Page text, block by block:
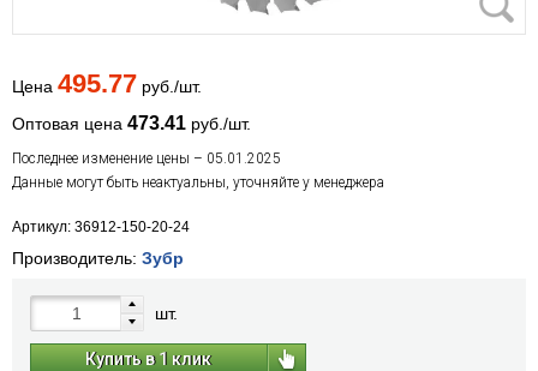
Цена 495.77 руб./шт.
Оптовая цена 473.41 руб./шт.
Последнее изменение цены – 05.01.2025
Данные могут быть неактуальны, уточняйте у менеджера
Артикул: 36912-150-20-24
Производитель: Зубр
шт.
Купить в 1 клик